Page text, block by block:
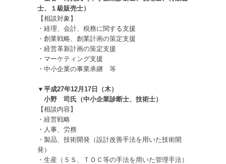
士、１級販売士）
【相談対象】
・経理、会計、税務に関する支援
・創業戦略、創業計画の策定支援
・経営革新計画の策定支援
・マーケティング支援
・中小企業の事業承継 等
▼平成27年12月17日（木）
小野 司氏（中小企業診断士、技術士）
【相談内容】
・経営戦略
・人事、労務
・製品、技術開発（設計改善手法を用いた技術開
発）
・生産（５Ｓ、ＴＯＣ等の手法を用いた管理手法）